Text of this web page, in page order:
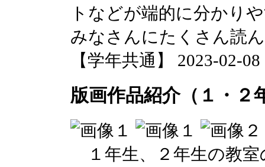
トなどが端的に分かり
みなさんにたくさん読
【学年共通】 2023-02-
版画作品紹介（１・２
１年生、２年生の教室